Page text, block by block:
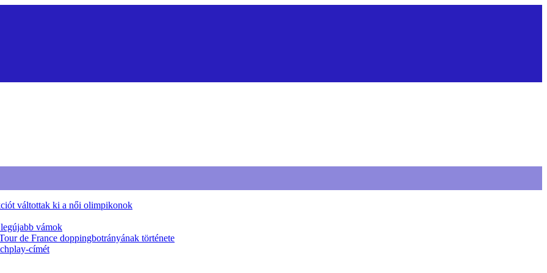
váltottak ki a női olimpikonok
vámok
de France doppingbotrányának története
címét